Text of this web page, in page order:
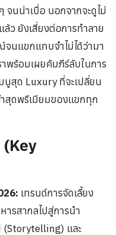
จนน่าเบื่อ นอกจากจะดูไม่
ล้ว ยังเสี่ยงต่อการทำลาย
นแขกแทบจำไม่ได้ว่ามา
พร้อมเผยคัมภีร์ลับในการ
นูสุด Luxury ที่จะเปลี่ยน
สุดพรีเมียมของแขกทุก
เทรนด์การจัดเลี้ยง
ารสากลไปสู่การนำ
(Storytelling) และ